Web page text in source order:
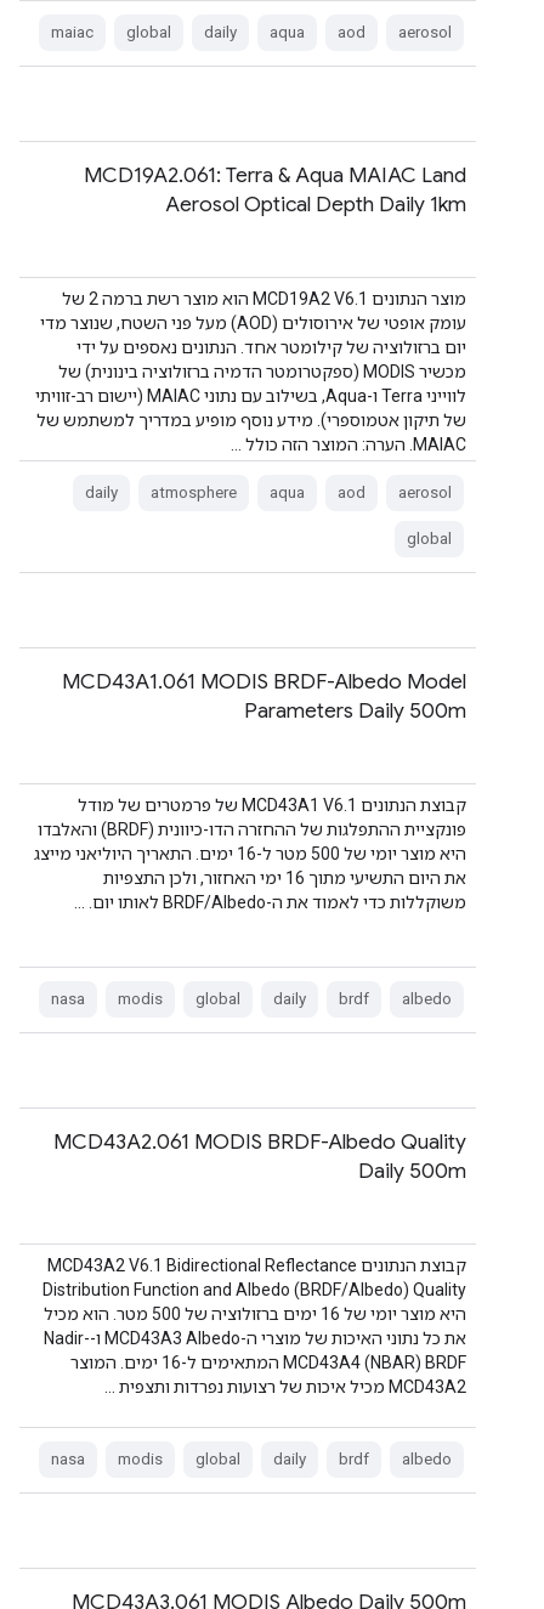
aerosol
aod
aqua
daily
global
maiac
‫MCD19A2.061: Terra & Aqua MAIAC Land
Aerosol Optical Depth Daily 1km
מוצר הנתונים MCD19A2 V6.1 הוא מוצר רשת ברמה 2 של
עומק אופטי של אירוסולים (AOD) מעל פני השטח, שנוצר מדי
יום ברזולוציה של קילומטר אחד. הנתונים נאספים על ידי
מכשיר MODIS (ספקטרומטר הדמיה ברזולוציה בינונית) של
לווייני Terra ו-Aqua, בשילוב עם נתוני MAIAC (יישום רב-זוויתי
של תיקון אטמוספרי). מידע נוסף מופיע במדריך למשתמש של
MAIAC. הערה: המוצר הזה כולל …
aerosol
aod
aqua
atmosphere
daily
global
‫MCD43A1.061 MODIS BRDF-Albedo Model
Parameters Daily 500m
קבוצת הנתונים MCD43A1 V6.1 של פרמטרים של מודל
פונקציית ההתפלגות של ההחזרה הדו-כיוונית (BRDF) והאלבדו
היא מוצר יומי של 500 מטר ל-16 ימים. התאריך היוליאני מייצג
את היום התשיעי מתוך 16 ימי האחזור, ולכן התצפיות
משוקללות כדי לאמוד את ה-BRDF/Albedo לאותו יום. …
albedo
brdf
daily
global
modis
nasa
‫MCD43A2.061 MODIS BRDF-Albedo Quality
Daily 500m
קבוצת הנתונים MCD43A2 V6.1 Bidirectional Reflectance
Distribution Function and Albedo (BRDF/Albedo) Quality
היא מוצר יומי של 16 ימים ברזולוציה של 500 מטר. הוא מכיל
את כל נתוני האיכות של מוצרי ה-Albedo‏ MCD43A3 ו-Nadir-
BRDF‏ (NBAR)‏ MCD43A4 המתאימים ל-16 ימים. המוצר
MCD43A2 מכיל איכות של רצועות נפרדות ותצפית …
albedo
brdf
daily
global
modis
nasa
MCD43A3.061 MODIS Albedo Daily 500m